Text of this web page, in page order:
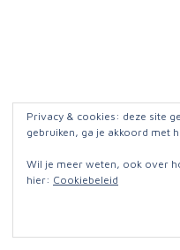
Privacy & cookies: deze site
gebruiken, ga je akkoord met
Wil je meer weten, ook over
hier: Cookiebeleid